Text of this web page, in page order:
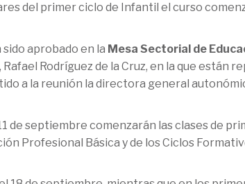
del primer ciclo de Infantil el curso
aprobado en la Mesa Sectorial de
Rodríguez de la Cruz, en la que están
a la reunión la directora general
de septiembre comenzarán las clases de
Profesional Básica y de los Ciclos